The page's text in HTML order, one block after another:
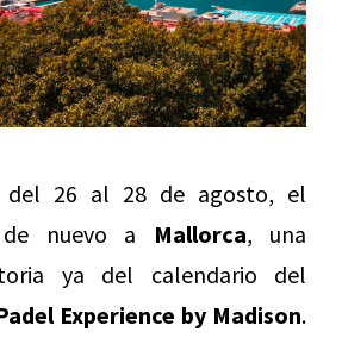
del 26 al 28 de agosto, el
nuevo a Mallorca, una
ya del calendario del
Experience by Madison.